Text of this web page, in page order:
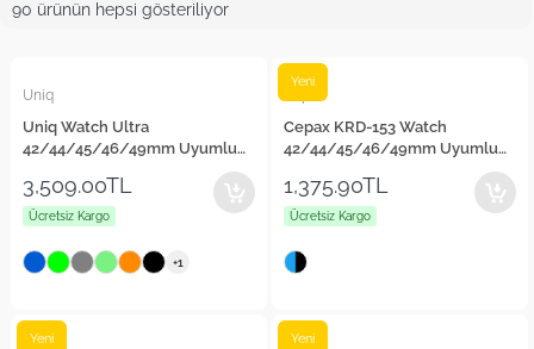
90 ürünün hepsi gösteriliyor
Uniq
Uniq Watch Ultra
42/44/45/46/49mm Uyumlu
3,509.00TL
Ücretsiz Kargo
+1
Cepax
Cepax KRD-153 Watch
42/44/45/46/49mm Uyumlu
Kot Kumaş Tasarımlı Kordon
Yeni
1,375.90TL
Ücretsiz Kargo
Yeni Yeni